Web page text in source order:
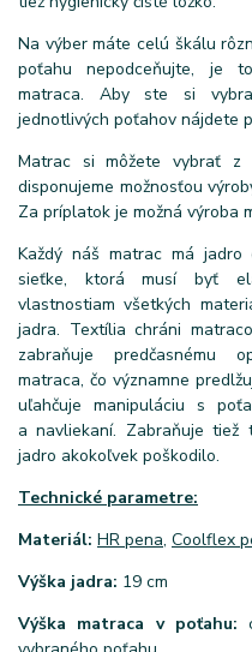
Na výber máte celú škálu
poťahu nepodceňujte, je
matraca. Aby ste si
jednotlivých poťahov nájdete
Matrac si môžete vybrať z
disponujeme možnosťou
Za príplatok je možná výroba
Každý náš matrac má
sieťke, ktorá musí byť
vlastnostiam všetkých
jadra. Textília chráni
zabraňuje predčasnému
matraca, čo významne
uľahčuje manipuláciu s
a navliekaní. Zabraňuje
jadro akokoľvek poškodilo.
Technické parametre:
Materiál: HR pena, Coolflex
Výška jadra: 19 cm
Výška matraca v poťahu: